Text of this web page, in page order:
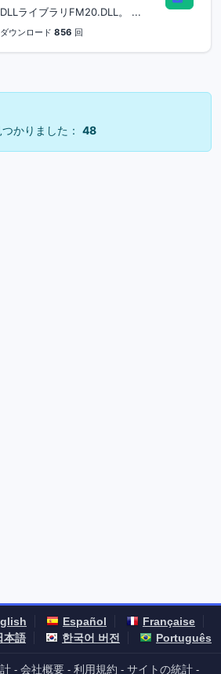
DLLライブラリFM20.DLL。 ...
ダウンロード 856 回
かりました： 48
Español
Française
本語 한국어 버전 Português
- 会社概要 - 利用規約 - サイトの統計 -